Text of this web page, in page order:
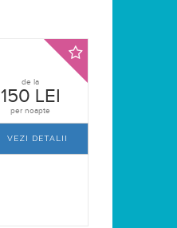
de la
150 LEI
per noapte
VEZI DETALII